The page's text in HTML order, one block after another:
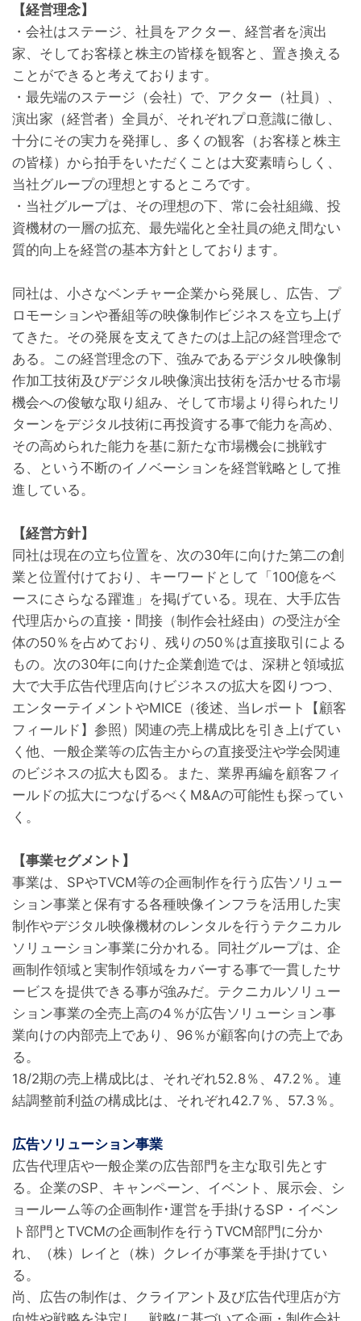
【経営理念】
・会社はステージ、社員をアクター、経営者を演出
家、そしてお客様と株主の皆様を観客と、置き換える
ことができると考えております。
・最先端のステージ（会社）で、アクター（社員）、
演出家（経営者）全員が、それぞれプロ意識に徹し、
十分にその実力を発揮し、多くの観客（お客様と株主
の皆様）から拍手をいただくことは大変素晴らしく、
当社グループの理想とするところです。
・当社グループは、その理想の下、常に会社組織、投
資機材の一層の拡充、最先端化と全社員の絶え間ない
質的向上を経営の基本方針としております。
同社は、小さなベンチャー企業から発展し、広告、プ
ロモーションや番組等の映像制作ビジネスを立ち上げ
てきた。その発展を支えてきたのは上記の経営理念で
ある。この経営理念の下、強みであるデジタル映像制
作加工技術及びデジタル映像演出技術を活かせる市場
機会への俊敏な取り組み、そして市場より得られたリ
ターンをデジタル技術に再投資する事で能力を高め、
その高められた能力を基に新たな市場機会に挑戦す
る、という不断のイノベーションを経営戦略として推
進している。
【経営方針】
同社は現在の立ち位置を、次の30年に向けた第二の創
業と位置付けており、キーワードとして「100億をベ
ースにさらなる躍進」を掲げている。現在、大手広告
代理店からの直接・間接（制作会社経由）の受注が全
体の50％を占めており、残りの50％は直接取引による
もの。次の30年に向けた企業創造では、深耕と領域拡
大で大手広告代理店向けビジネスの拡大を図りつつ、
エンターテイメントやMICE（後述、当レポート【顧客
フィールド】参照）関連の売上構成比を引き上げてい
く他、一般企業等の広告主からの直接受注や学会関連
のビジネスの拡大も図る。また、業界再編を顧客フィ
ールドの拡大につなげるべくM&Aの可能性も探ってい
く。
【事業セグメント】
事業は、SPやTVCM等の企画制作を行う広告ソリュー
ション事業と保有する各種映像インフラを活用した実
制作やデジタル映像機材のレンタルを行うテクニカル
ソリューション事業に分かれる。同社グループは、企
画制作領域と実制作領域をカバーする事で一貫したサ
ービスを提供できる事が強みだ。テクニカルソリュー
ション事業の全売上高の4％が広告ソリューション事
業向けの内部売上であり、96％が顧客向けの売上であ
る。
18/2期の売上構成比は、それぞれ52.8％、47.2％。連
結調整前利益の構成比は、それぞれ42.7％、57.3％。
広告ソリューション事業
広告代理店や一般企業の広告部門を主な取引先とす
る。企業のSP、キャンペーン、イベント、展示会、シ
ョールーム等の企画制作･運営を手掛けるSP・イベン
ト部門とTVCMの企画制作を行うTVCM部門に分か
れ、（株）レイと（株）クレイが事業を手掛けてい
る。
尚、広告の制作は、クライアント及び広告代理店が方